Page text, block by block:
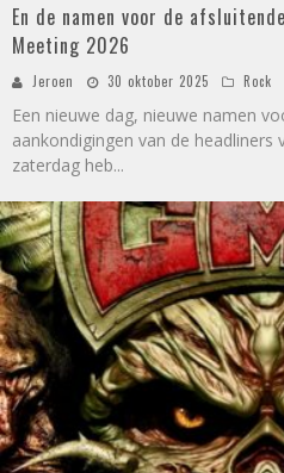
En de namen voor de
Meeting 2026
Jeroen 30 oktober 2025 Rock
Een nieuwe dag, nieuwe namen
aankondigingen van de
zaterdag heb...